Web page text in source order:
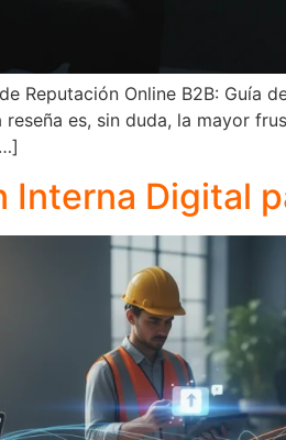
Reputación Online B2B: Guía
es, sin duda, la mayor
Interna Digital